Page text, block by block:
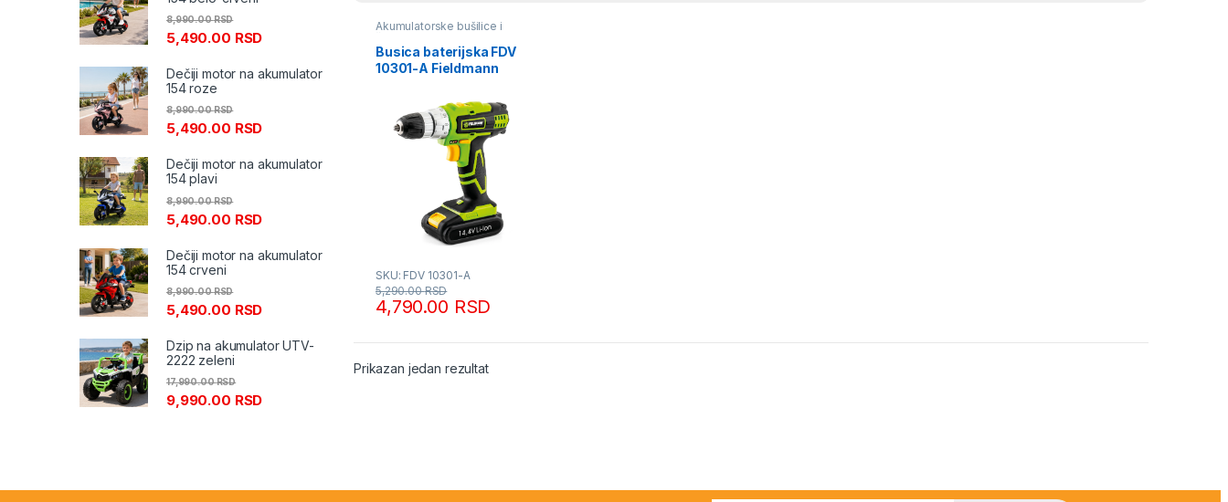
Akumulatorske bušilice i
Busica baterijska FDV
10301-A Fieldmann
SKU: FDV 10301-A
4,790.00 RSD
5,290.00RSD
Prikazan jedan rezultat
5,490.00 RSD
8,990.00RSD
Dečiji motor na akumulator
154 roze
5,490.00 RSD
8,990.00RSD
Dečiji motor na akumulator
154 plavi
5,490.00 RSD
8,990.00RSD
Dečiji motor na akumulator
154 crveni
5,490.00 RSD
8,990.00RSD
Dzip na akumulator UTV-
2222 zeleni
9,990.00 RSD
17,990.00RSD